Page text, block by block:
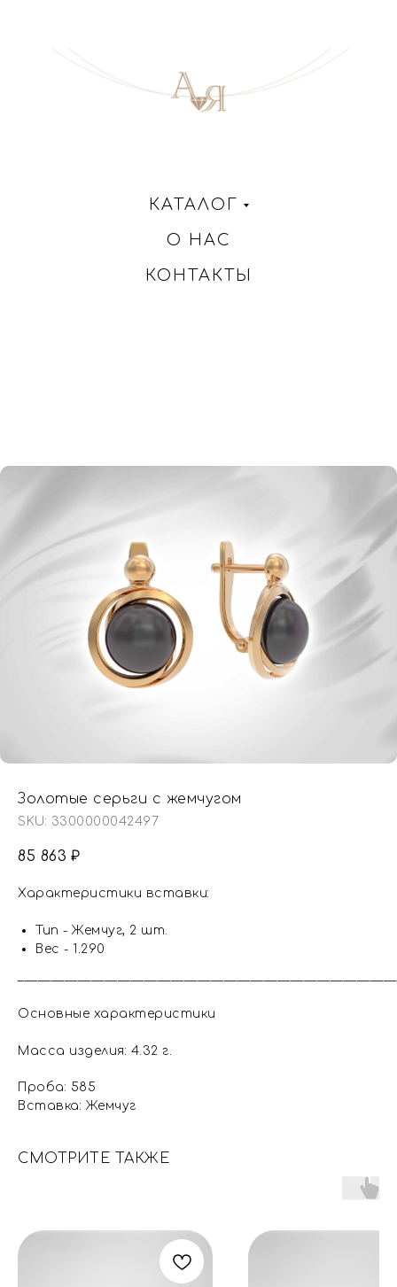
КАТАЛОГ
О НАС
КОНТАКТЫ
Золотые серьги с жемчугом
SKU: 3300000042497
85 863 ₽
Характеристики вставки:
Тип - Жемчуг, 2 шт.
Вес - 1.290
Основные характеристики
Масса изделия: 4.32 г.
Проба: 585
Вставка: Жемчуг
СМОТРИТЕ ТАКЖЕ